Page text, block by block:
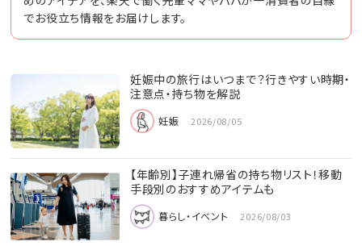
でお役立ち情報をお届けします。
妊娠中の旅行はいつまで？行きやすい時期・
注意点・持ち物を解説
妊娠 2026/08/05
【年齢別】子連れ帰省の持ち物リスト！移動
手段別のおすすめアイテムも
暮らし・イベント 2026/08/03